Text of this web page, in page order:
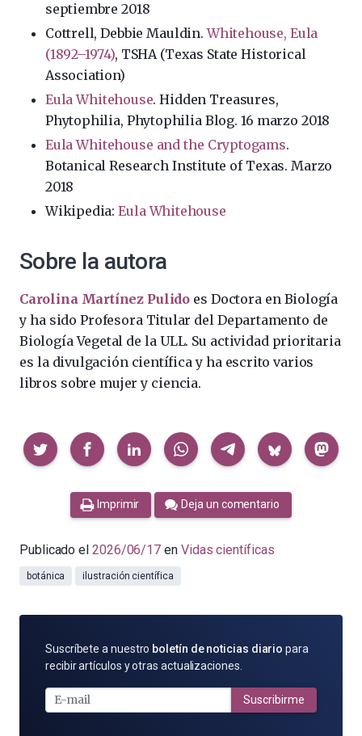
septiembre 2018
Cottrell, Debbie Mauldin.Whitehouse, Eula
(1892–1974), TSHA (Texas State Historical
Association)
Eula Whitehouse. Hidden Treasures,
Phytophilia, Phytophilia Blog. 16 marzo 2018
Eula Whitehouse and the Cryptogams.
Botanical Research Institute of Texas. Marzo
2018
Wikipedia:Eula Whitehouse
Sobre la autora
Carolina Martínez Pulido es Doctora en Biología
y ha sido Profesora Titular del Departamento de
Biología Vegetal de la ULL. Su actividad prioritaria
es la divulgación científica y ha escrito varios
libros sobre mujer y ciencia.
Compartir
Imprimir Deja un comentario
Publicado el 2026/06/17 en Vidas científicas
botánica ilustración científica
SUSCRÍBETE
POR
MAIL
Suscríbete a nuestro boletín de noticias diario para
recibir artículos y otras actualizaciones.
Suscribirme